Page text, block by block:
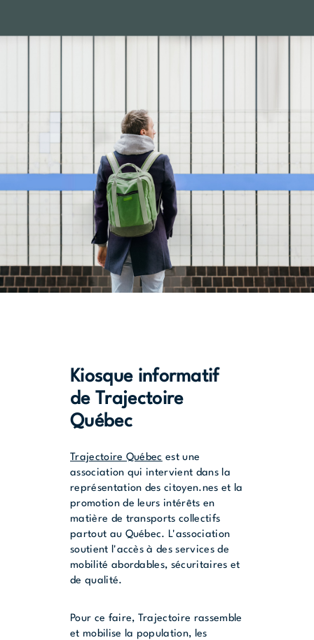
Kiosque informatif
de Trajectoire
Québec
Trajectoire Québec est une
association qui intervient dans la
représentation des citoyen.nes et la
promotion de leurs intérêts en
matière de transports collectifs
partout au Québec. L'association
soutient l'accès à des services de
mobilité abordables, sécuritaires et
de qualité.
Pour ce faire, Trajectoire rassemble
et mobilise la population, les